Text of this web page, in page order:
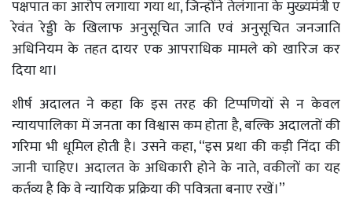
पक्षपात का आरोप लगाया गया था, जिन्होंने तेलंगाना के मुख्यमंत्री ए
रेवंत रेड्डी के खिलाफ अनुसूचित जाति एवं अनुसूचित जनजाति
अधिनियम के तहत दायर एक आपराधिक मामले को खारिज कर
दिया था।
शीर्ष अदालत ने कहा कि इस तरह की टिप्पणियों से न केवल
न्यायपालिका में जनता का विश्वास कम होता है, बल्कि अदालतों की
गरिमा भी धूमिल होती है। उसने कहा, “इस प्रथा की कड़ी निंदा की
जानी चाहिए। अदालत के अधिकारी होने के नाते, वकीलों का यह
कर्तव्य है कि वे न्यायिक प्रक्रिया की पवित्रता बनाए रखें।”